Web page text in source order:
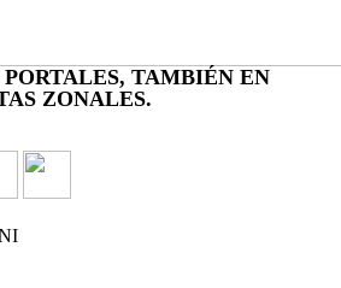
TAMBIÉN EN
ZONALES.